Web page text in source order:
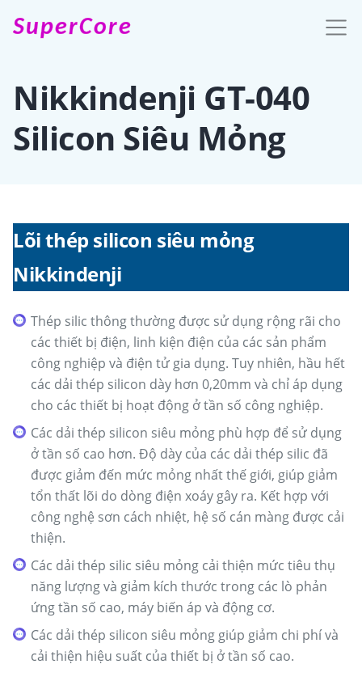
SuperCore
Nikkindenji GT-040
Silicon Siêu Mỏng
Lõi thép silicon siêu mỏng
Nikkindenji
Thép silic thông thường được sử dụng rộng rãi cho
các thiết bị điện, linh kiện điện của các sản phẩm
công nghiệp và điện tử gia dụng. Tuy nhiên, hầu hết
các dải thép silicon dày hơn 0,20mm và chỉ áp dụng
cho các thiết bị hoạt động ở tần số công nghiệp.
Các dải thép silicon siêu mỏng phù hợp để sử dụng
ở tần số cao hơn. Độ dày của các dải thép silic đã
được giảm đến mức mỏng nhất thế giới, giúp giảm
tổn thất lõi do dòng điện xoáy gây ra. Kết hợp với
công nghệ sơn cách nhiệt, hệ số cán màng được cải
thiện.
Các dải thép silic siêu mỏng cải thiện mức tiêu thụ
năng lượng và giảm kích thước trong các lò phản
ứng tần số cao, máy biến áp và động cơ.
Các dải thép silicon siêu mỏng giúp giảm chi phí và
cải thiện hiệu suất của thiết bị ở tần số cao.